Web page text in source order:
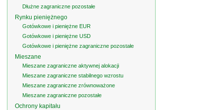
Dłużne zagraniczne pozostałe
Rynku pieniężnego
Gotówkowe i pieniężne EUR
Gotówkowe i pieniężne USD
Gotówkowe i pieniężne zagraniczne pozostałe
Mieszane
Mieszane zagraniczne aktywnej alokacji
Mieszane zagraniczne stabilnego wzrostu
Mieszane zagraniczne zrównoważone
Mieszane zagraniczne pozostałe
Ochrony kapitału